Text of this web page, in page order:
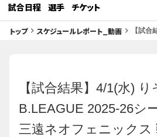
試合日程 選手 チケット
トップkeyboard_arrow_right スケジュールレポート_動画 keyboard_arrow_right 【試
【試合結果】4/1(水)
B.LEAGUE 2025-26シ
三遠ネオフェニックス